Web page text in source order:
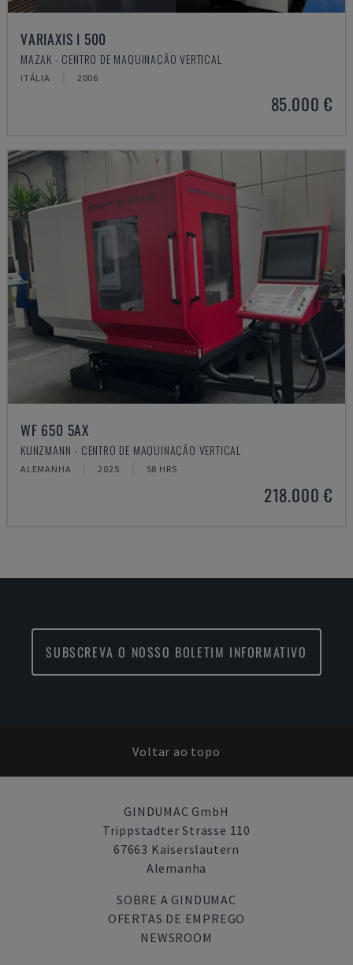
VARIAXIS I 500
MAZAK - CENTRO DE MAQUINAÇÃO VERTICAL
ITÁLIA 2006
85.000 €
WF 650 5AX
KUNZMANN - CENTRO DE MAQUINAÇÃO VERTICAL
ALEMANHA 2025 58 HRS
218.000 €
SUBSCREVA O NOSSO BOLETIM INFORMATIVO
Voltar ao topo
GINDUMAC GmbH
Trippstadter Strasse 110
67663 Kaiserslautern
Alemanha
SOBRE A GINDUMAC
OFERTAS DE EMPREGO
NEWSROOM